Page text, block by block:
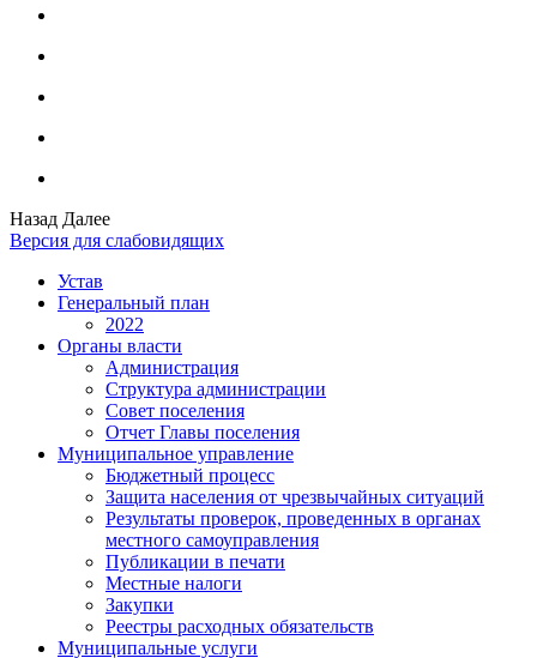
Назад Далее
Версия для слабовидящих
Устав
Генеральный план
2022
Органы власти
Администрация
Структура администрации
Совет поселения
Отчет Главы поселения
Муниципальное управление
Бюджетный процесс
Защита населения от чрезвычайных ситуаций
Результаты проверок, проведенных в органах
местного самоуправления
Публикации в печати
Местные налоги
Закупки
Реестры расходных обязательств
Муниципальные услуги